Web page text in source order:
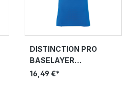
DISTINCTION PRO
BASELAYER
RUNDHALS
16,49 €*